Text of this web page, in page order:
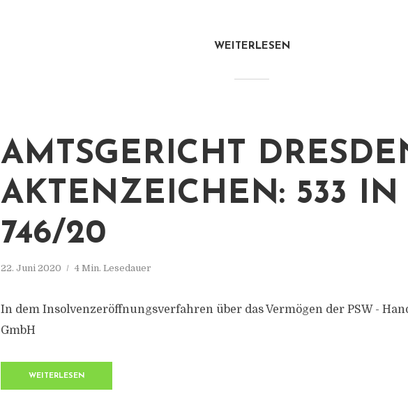
WEITERLESEN
AMTSGERICHT
AKTENZEICHEN: 533 IN
746/20
22. Juni 2020 4 Min. Lesedauer
In dem Insolvenzeröffnungsverfahren über das Vermögen der PSW -
GmbH
WEITERLESEN